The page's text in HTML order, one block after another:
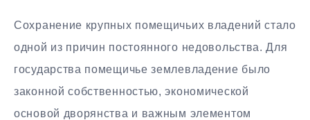
Сохранение крупных помещичьих владений стало
одной из причин постоянного недовольства. Для
государства помещичье землевладение было
законной собственностью, экономической
основой дворянства и важным элементом